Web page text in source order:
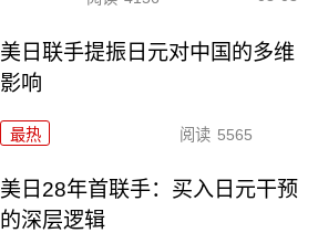
美日联手提振日元对中国的多维
影响
最热 阅读 5565
美日28年首联手：买入日元干预
的深层逻辑